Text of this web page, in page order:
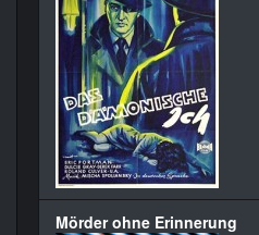
Mörder ohne Erinnerung